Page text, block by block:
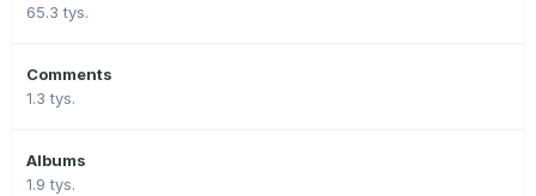
65.3 tys.
Comments
1.3 tys.
Albums
1.9 tys.